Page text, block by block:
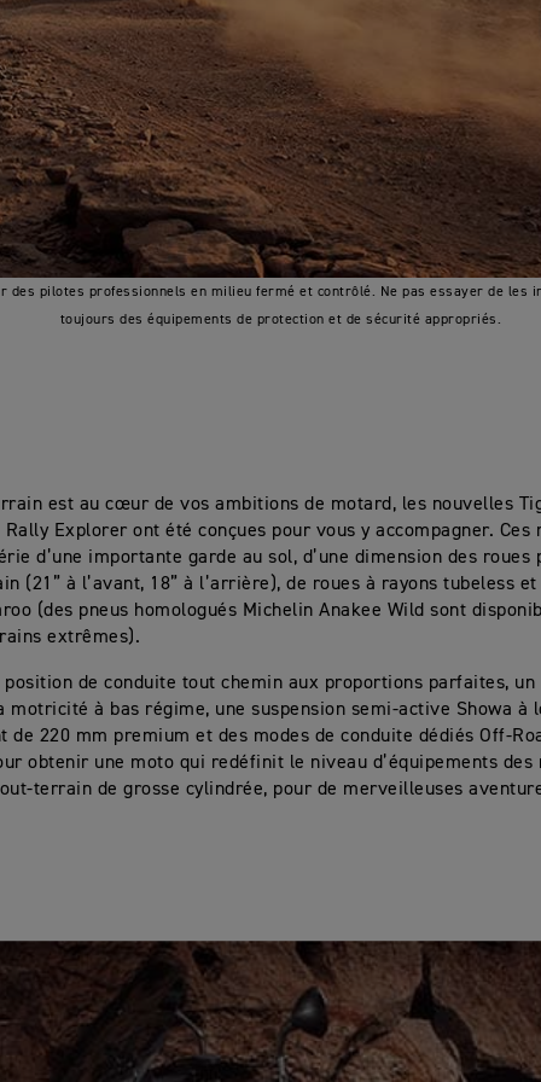
des pilotes professionnels en milieu fermé et contrôlé. Ne pas essayer de les
toujours des équipements de protection et de sécurité appropriés.
est au cœur de vos ambitions de motard, les nouvelles
Explorer ont été conçues pour vous y accompagner. Ces
d’une importante garde au sol, d’une dimension des roues
(21” à l’avant, 18” à l’arrière), de roues à rayons tubeless et
(des pneus homologués Michelin Anakee Wild sont
extrêmes).
position de conduite tout chemin aux proportions parfaites,
motricité à bas régime, une suspension semi-active Showa à
de 220 mm premium et des modes de conduite dédiés Off-
obtenir une moto qui redéfinit le niveau d’équipements des
terrain de grosse cylindrée, pour de merveilleuses